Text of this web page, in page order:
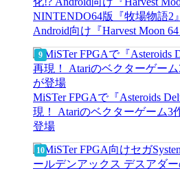
NINTENDO64版『牧場物語2
Android向け『Harvest Moon
MiSTer FPGAで『Asteroids
現！ Atariのベクターゲーム3
登場